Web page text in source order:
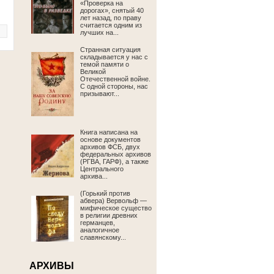
«Проверка на
дорогах», снятый 40
лет назад, по праву
считается одним из
лучших на...
Странная ситуация
складывается у нас с
темой памяти о
Великой
Отечественной войне.
С одной стороны, нас
призывают...
Книга написана на
основе документов
архивов ФСБ, двух
федеральных архивов
(РГВА, ГАРФ), а также
Центрального
архива...
(Горький против
абвера) Вервольф —
мифическое существо
в религии древних
германцев,
аналогичное
славянскому...
АРХИВЫ